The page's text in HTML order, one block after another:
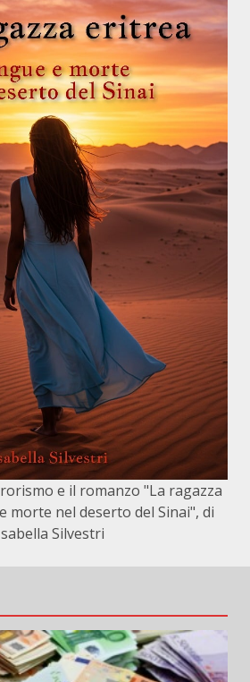
e il romanzo "La ragazza
morte nel deserto del Sinai", di
Silvestri